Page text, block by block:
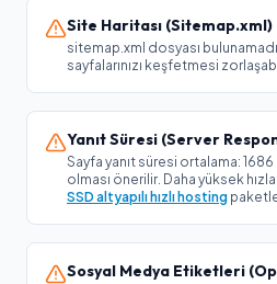
Site Haritası (Sitemap.xml)
sitemap.xml dosyası
sayfalarınızı keşfetmesi
Yanıt Süresi (Server
Sayfa yanıt süresi ortalama: 1686
olması önerilir. Daha yüksek
SSD altyapılı hızlı hosting
Sosyal Medya Etiketleri